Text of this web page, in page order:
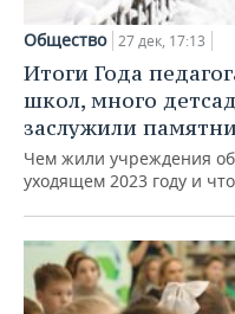
Общество 27 дек, 17:13
Итоги Года
школ, много
заслужили
Чем жили учреждения
уходящем 2023 году и